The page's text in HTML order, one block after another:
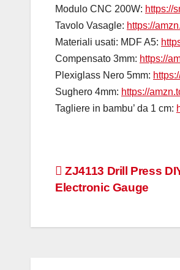
Modulo CNC 200W: https://
Tavolo Vasagle: https://
Materiali usati: MDF A5:
Compensato 3mm: https://
Plexiglass Nero 5mm:
Sughero 4mm: https://
Tagliere in bambu’ da 1 cm:
Navigazione
ZJ4113 Drill Press
Electronic Gauge